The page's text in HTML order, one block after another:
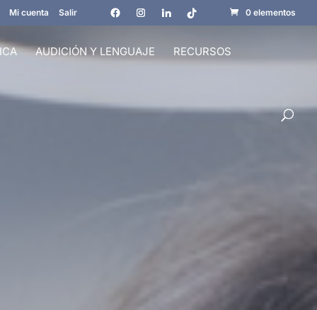
Mi cuenta Salir 0 elementos
AUDICIÓN Y LENGUAJE RECURSOS